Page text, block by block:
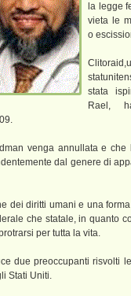
la legge
vieta le
o
stata
Rael,
venga annullata e
dal genere di
dei diritti umani e una
che statale, in quanto
per tutta la vita.
due preoccupanti risvolti
Stati Uniti.